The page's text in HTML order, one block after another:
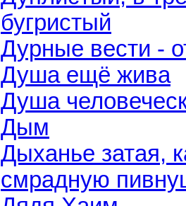
бугристый
Дурные вести -
Душа ещё жива
Душа
Дым
Дыханье затая,
смрадную